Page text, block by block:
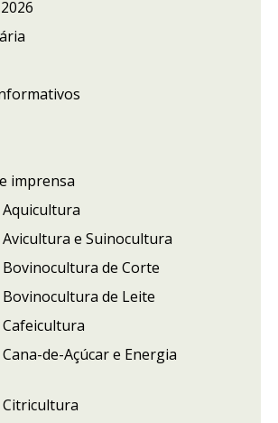
imprensa
e Suinocultura
de Corte
de Leite
de-Açúcar e Energia
Citricultura